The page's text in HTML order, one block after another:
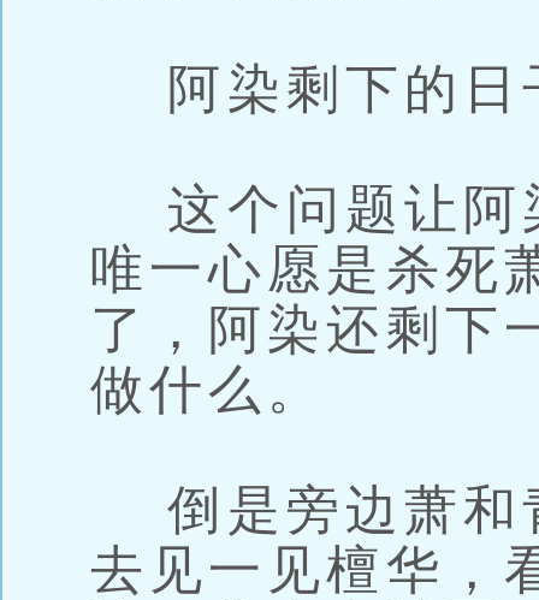
阿染剩下的
这个问题让阿
唯一心愿是杀死
了，阿染还剩下
做什么。
倒是旁边萧和
去见一见檀华，